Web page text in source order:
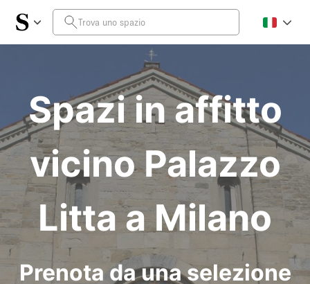
Spazi in affitto
vicino Palazzo
Litta a Milano
Prenota da una selezione